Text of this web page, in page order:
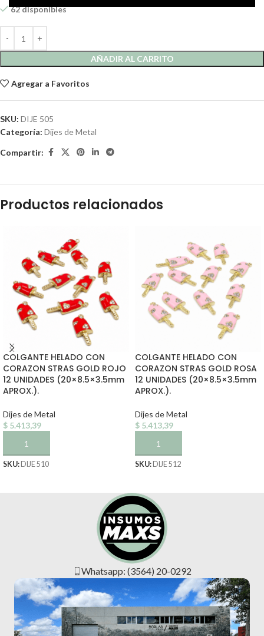
62 disponibles
AÑADIR AL CARRITO
Agregar a Favoritos
SKU: DIJE 505
Categoría: Dijes de Metal
Compartir:
Productos relacionados
COLGANTE HELADO CON
CORAZON STRAS GOLD ROJO
12 UNIDADES (20×8.5×3.5mm
APROX.).
Dijes de Metal
$ 5.413,39
AÑADIR AL CARRITO
SKU: DIJE 510
COLGANTE HELADO CON
CORAZON STRAS GOLD ROSA
12 UNIDADES (20×8.5×3.5mm
APROX.).
Dijes de Metal
$ 5.413,39
AÑADIR AL CARRITO
SKU: DIJE 512
Whatsapp: (3564) 20-0292